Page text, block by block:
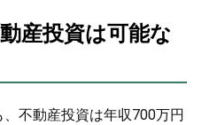
産投資は可能な
不動産投資は年収700万円